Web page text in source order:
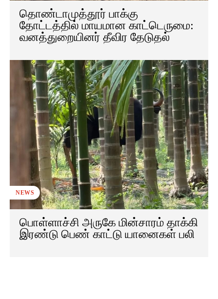
தொண்டாமுத்தூர் பாக்கு
தோட்டத்தில் மாயமான காட்டெருமை:
வனத்துறையினர் தீவிர தேடுதல்
NEWS
பொள்ளாச்சி அருகே மின்சாரம் தாக்கி
இரண்டு பெண் காட்டு யானைகள் பலி